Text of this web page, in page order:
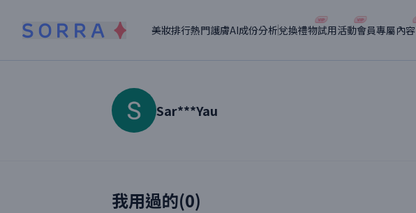
美妝排行熱門護膚AI成份分析兌換禮物試用活動會員專屬內容
讀者【 Sar***Yau 】美妝真實體驗
Sar***Yau
我用過的(0)